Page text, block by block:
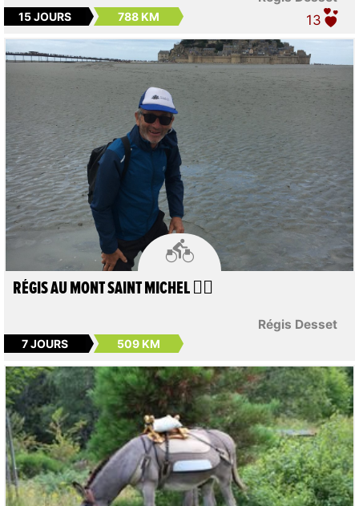
15 JOURS 788 KM 13

Régis Desset
RÉGIS AU MONT SAINT MICHEL 🚴‍♀️
7 JOURS 509 KM